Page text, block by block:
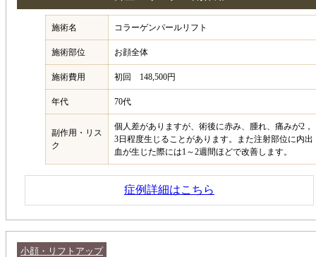
施術名 コラーゲンパールリフト
施術部位 お顔全体
施術費用 初回 148,500円
年代 70代
副作用・リス
ク
個人差がありますが、術後に赤み、腫れ、痛みが2，
3日程度生じることがあります。また注射部位に内出
血が生じた際には1～2週間ほどで改善します。
症例詳細はこちら
小顔・リフトアップ